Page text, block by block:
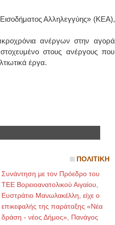
Αλληλεγγύης» (ΚΕΑ),
ανέργων στην αγορά
στους ανέργους που
έργα.
ΠΟΛΙΤΙΚΗ
Συνάντηση με τον Πρόεδρο του
ΤΕΕ Βορειοανατολικού Αιγαίου,
Ευστράτιο Μανωλακέλλη, είχε ο
επικεφαλής της παράταξης «Νέα
δράση - νέος Δήμος», Πανάγος